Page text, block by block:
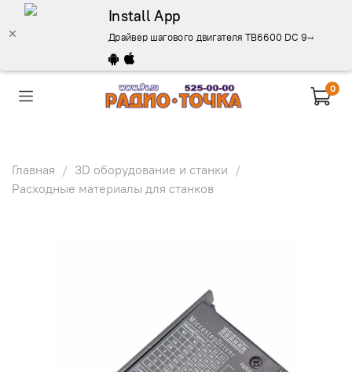
Install App
Драйвер шагового двигателя TB6600 DC 9-42 В 4A
0
Главная
3D оборудование и станки
Расходные материалы для станков